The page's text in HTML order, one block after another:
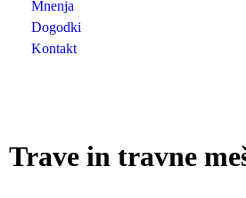
Mnenja
Dogodki
Kontakt
Trave in travne